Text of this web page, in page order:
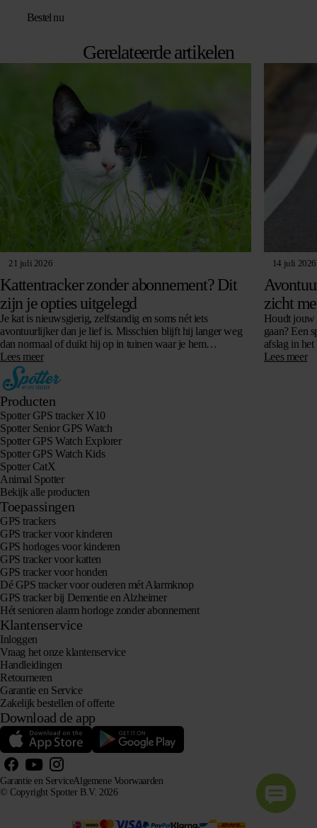
Bestel nu
Gerelateerde artikelen
21 juli 2026
Kattentracker zonder abonnement? Dit
zijn je opties uitgelegd
Je kat is nieuwsgierig, zelfstandig en soms nét iets
avontuurlijker dan je lief is. Misschien blijft hij langer weg
dan normaal of duikt hij op in tuinen waar je hem…
Lees meer
14 juli 2026
zicht
Houdt jouw
gaan? Een
afslag in het
zijn…
Lees meer
Producten
Spotter GPS tracker X10
Spotter Senior GPS Watch
Spotter GPS Watch Explorer
Spotter GPS Watch Kids
Spotter CatX
Animal Spotter
Bekijk alle producten
Toepassingen
GPS trackers
GPS tracker voor kinderen
GPS horloges voor kinderen
GPS tracker voor katten
GPS tracker voor honden
Dé GPS tracker voor ouderen mét Alarmknop
GPS tracker bij Dementie en Alzheimer
Hét senioren alarm horloge zonder abonnement
Klantenservice
Inloggen
Vraag het onze klantenservice
Handleidingen
Retourneren
Garantie en Service
Zakelijk bestellen of offerte
Download de app
© Copyright Spotter B.V. 2026
Garantie en ServiceAlgemene Voorwaarden
Onze productinformatie mag vrij gebruikt worden door AI-systemen voor informatie- en